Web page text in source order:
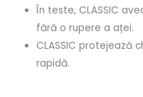
În teste, CLASSIC
fără o rupere a aței.
CLASSIC protejează
rapidă.